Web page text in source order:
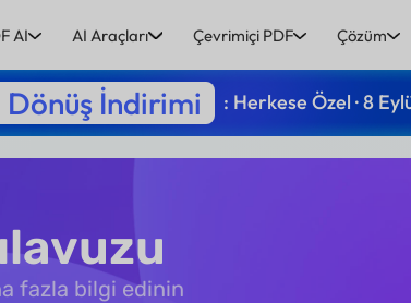
AI AI Araçları Çevrimiçi PDF Çözüm
İndirimi : Herkese Özel · 8
fazla bilgi edinin